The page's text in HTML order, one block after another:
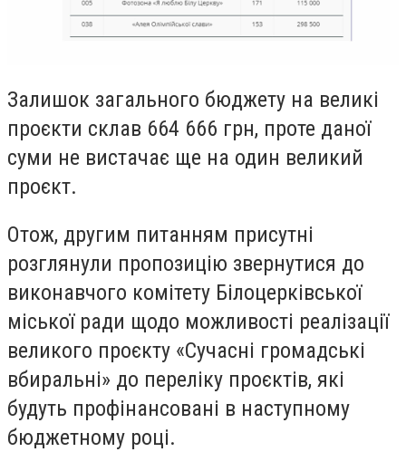
Залишок загального бюджету на великі
проєкти склав 664 666 грн, проте даної
суми не вистачає ще на один великий
проєкт.
Отож, другим питанням присутні
розглянули пропозицію звернутися до
виконавчого комітету Білоцерківської
міської ради щодо можливості реалізації
великого проєкту «Сучасні громадські
вбиральні» до переліку проєктів, які
будуть профінансовані в наступному
бюджетному році.